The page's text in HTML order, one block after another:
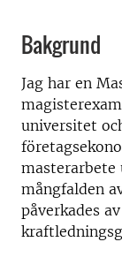
Bakgrund
Jag har en
universitet
masterarbete
mångfalden
påverkades